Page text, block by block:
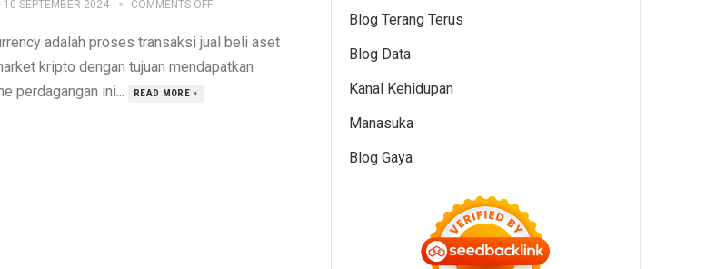
10 SEPTEMBER 2024 COMMENTS OFF
adalah proses transaksi jual beli aset
kripto dengan tujuan mendapatkan
perdagangan ini...
READ MORE »
Blog Terang Terus
Blog Data
Kanal Kehidupan
Manasuka
Blog Gaya